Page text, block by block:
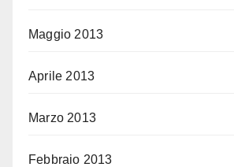
Maggio 2013
Aprile 2013
Marzo 2013
Febbraio 2013